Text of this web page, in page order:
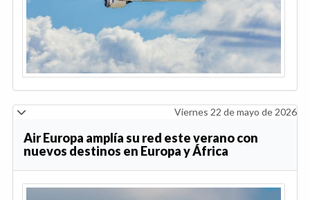
Viernes 22 de mayo de 2026
Air Europa amplía su red este verano con
nuevos destinos en Europa y África